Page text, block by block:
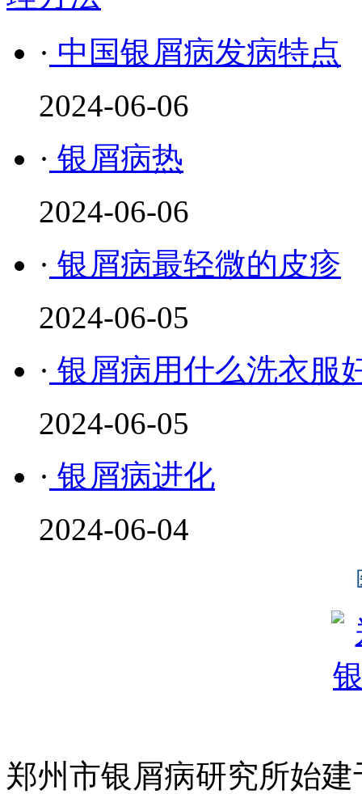
· 中国银屑病发病特点
2024-06-06
· 银屑病热
2024-06-06
· 银屑病最轻微的皮疹
2024-06-05
· 银屑病用什么洗衣服
2024-06-05
· 银屑病进化
2024-06-04
郑州市银屑病研究所始